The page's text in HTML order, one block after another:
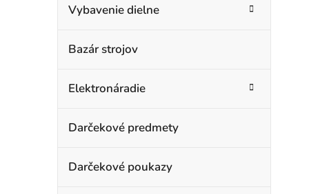
Vybavenie dielne
Bazár strojov
Elektronáradie
Darčekové predmety
Darčekové poukazy